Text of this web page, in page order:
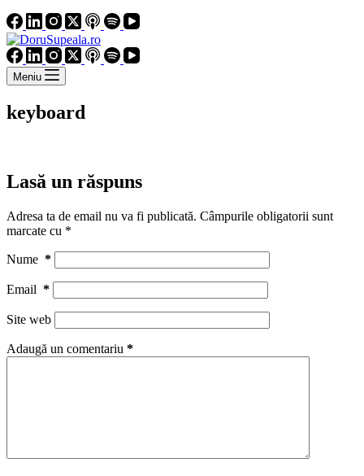
Meniu
keyboard
Lasă un răspuns
Adresa ta de email nu va fi publicată. Câmpurile obligatorii sunt
marcate cu *
Nume *
Email *
Site web
Adaugă un comentariu *